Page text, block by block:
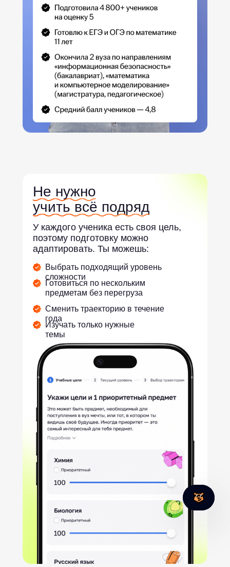
Не нужно
учить всё подряд
У каждого ученика есть своя цель,
поэтому подготовку можно
адаптировать. Ты можешь:
Выбрать подходящий уровень
сложности
Готовиться по нескольким
предметам без перегруза
Сменить траекторию в течение
года
Изучать только нужные
темы